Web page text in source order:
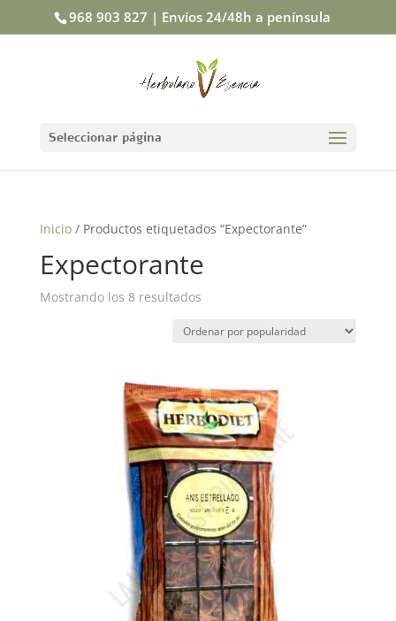
968 903 827 | Envíos 24/48h a península
Seleccionar página
Inicio/ Productos etiquetados “Expectorante”
Expectorante
Mostrando los 8 resultados